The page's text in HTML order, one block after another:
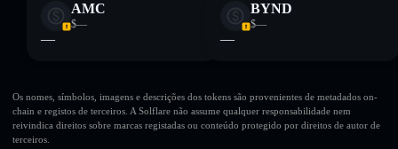
AMC
$—
—
BYND
$—
—
Os nomes, símbolos, imagens e descrições dos tokens são provenientes de metadados on-
chain e registos de terceiros. A Solflare não assume qualquer responsabilidade nem
reivindica direitos sobre marcas registadas ou conteúdo protegido por direitos de autor de
terceiros.